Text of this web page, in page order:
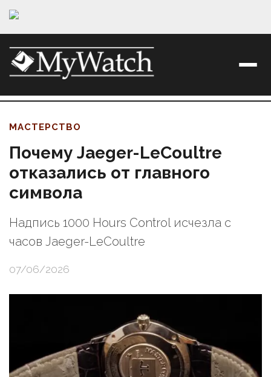
МАСТЕРСТВО
Почему Jaeger-LeCoultre
отказались от главного
символа
Надпись 1000 Hours Control исчезла с
часов Jaeger-LeCoultre
07/06/2026